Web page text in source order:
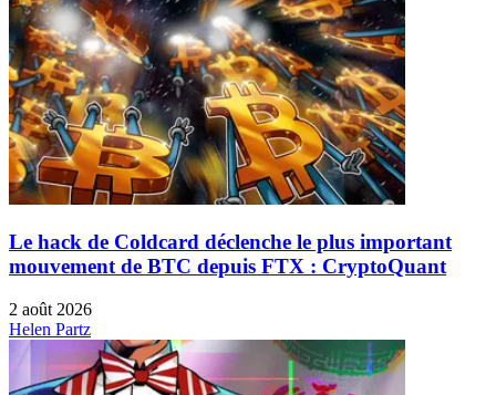
Le hack de Coldcard déclenche le plus important
mouvement de BTC depuis FTX : CryptoQuant
2 août 2026
Helen Partz